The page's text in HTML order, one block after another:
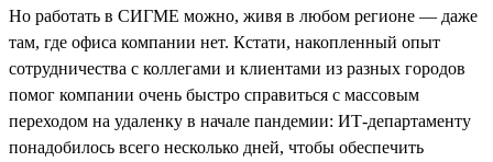
Но работать в СИГМЕ можно, живя в любом регионе — даже
там, где офиса компании нет. Кстати, накопленный опыт
сотрудничества с коллегами и клиентами из разных городов
помог компании очень быстро справиться с массовым
переходом на удаленку в начале пандемии: ИТ-департаменту
понадобилось всего несколько дней, чтобы обеспечить